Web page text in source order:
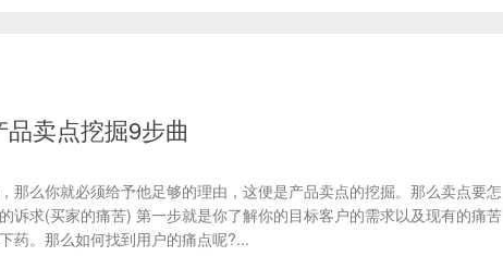
卖点挖掘9步曲
那么你就必须给予他足够的理由，这便是产品卖点的挖掘。那么卖点要怎
诉求(买家的痛苦) 第一步就是你了解你的目标客户的需求以及现有的痛苦
药。那么如何找到用户的痛点呢?...